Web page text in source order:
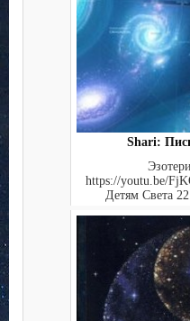
Shari:
https://youtu.be/
Детям Света